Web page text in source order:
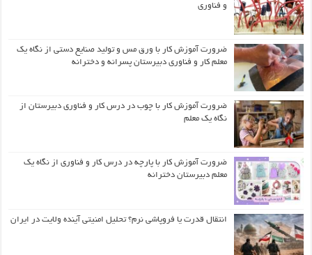
و فناوری
ضرورت آموزش کار با ورق مس و تولید صنایع دستی از نگاه یک
معلم کار و فناوری دبیرستان پسرانه و دخترانه
ضرورت آموزش کار با چوب در درس کار و فناوری دبیرستان از
نگاه یک معلم
ضرورت آموزش کار با پارچه در درس کار و فناوری از نگاه یک
معلم دبیرستان دخترانه
انتقال قدرت یا فروپاشی نرم؟ تحلیل امنیتی آینده ولایت در ایران